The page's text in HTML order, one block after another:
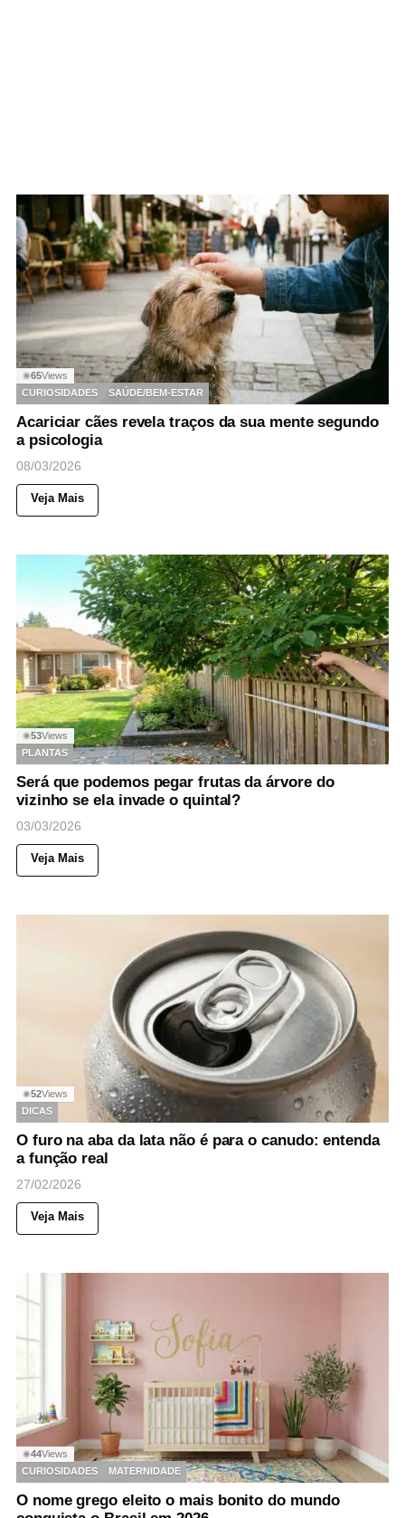
◉65Views
CURIOSIDADES
SAÚDE/BEM-ESTAR
Acariciar cães revela traços da sua mente segundo
a psicologia
08/03/2026
Veja Mais
◉53Views
PLANTAS
Será que podemos pegar frutas da árvore do
vizinho se ela invade o quintal?
03/03/2026
Veja Mais
◉52Views
DICAS
O furo na aba da lata não é para o canudo: entenda
a função real
27/02/2026
Veja Mais
◉44Views
CURIOSIDADES
MATERNIDADE
O nome grego eleito o mais bonito do mundo